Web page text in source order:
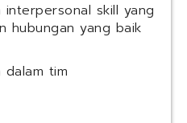
interpersonal skill yang
hubungan yang baik
tim